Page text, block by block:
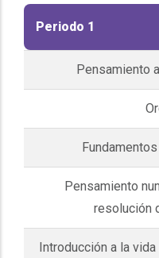
Periodo 1
Pensamiento
Pensamiento
resolución
Introducción a la